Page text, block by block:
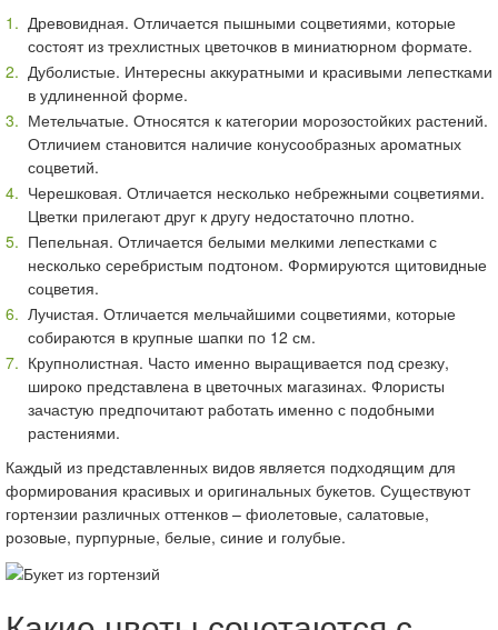
Древовидная. Отличается пышными соцветиями, которые
состоят из трехлистных цветочков в миниатюрном формате.
Дуболистые. Интересны аккуратными и красивыми лепестками
в удлиненной форме.
Метельчатые. Относятся к категории морозостойких растений.
Отличием становится наличие конусообразных ароматных
соцветий.
Черешковая. Отличается несколько небрежными соцветиями.
Цветки прилегают друг к другу недостаточно плотно.
Пепельная. Отличается белыми мелкими лепестками с
несколько серебристым подтоном. Формируются щитовидные
соцветия.
Лучистая. Отличается мельчайшими соцветиями, которые
собираются в крупные шапки по 12 см.
Крупнолистная. Часто именно выращивается под срезку,
широко представлена в цветочных магазинах. Флористы
зачастую предпочитают работать именно с подобными
растениями.
Каждый из представленных видов является подходящим для
формирования красивых и оригинальных букетов. Существуют
гортензии различных оттенков – фиолетовые, салатовые,
розовые, пурпурные, белые, синие и голубые.